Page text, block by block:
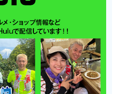
チャン】亮と優の静
か？：2026年 市原市
原市を巡るRUN！
送開始】
読む